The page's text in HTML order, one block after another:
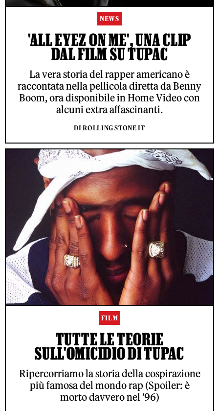
NEWS
'ALL EYEZ ON ME', UNA CLIP
DAL FILM SU TUPAC
La vera storia del rapper americano è
raccontata nella pellicola diretta da Benny
Boom, ora disponibile in Home Video con
alcuni extra affascinanti.
DI ROLLING STONE IT
FILM
TUTTE LE TEORIE
SULL'OMICIDIO DI TUPAC
Ripercorriamo la storia della cospirazione
più famosa del mondo rap (Spoiler: è
morto davvero nel '96)